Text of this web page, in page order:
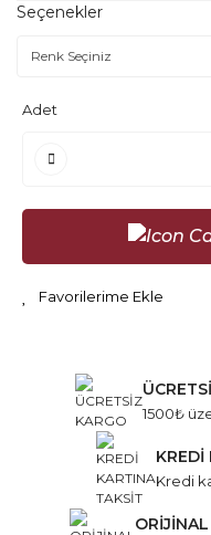
Seçenekler
Adet
1500₺
KREDİ
Kredi